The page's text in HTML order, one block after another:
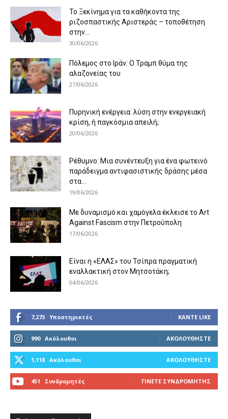
Το Ξεκίνημα για τα καθήκοντα της
ριζοσπαστικής Αριστεράς – τοποθέτηση
στην...
30/06/2026
Πόλεμος στο Ιράν: Ο Τραμπ θύμα της
αλαζονείας του
27/06/2026
Πυρηνική ενέργεια: λύση στην ενεργειακή
κρίση, ή παγκόσμια απειλή;
20/06/2026
Ρέθυμνο: Μια συνέντευξη για ένα φωτεινό
παράδειγμα αντιφασιστικής δράσης μέσα
στα...
19/06/2026
Με δυναμισμό και χαμόγελα έκλεισε το Art
Against Fascism στην Πετρούπολη
17/06/2026
Είναι η «ΕΛΑΣ» του Τσίπρα πραγματική
εναλλακτική στον Μητσοτάκη;
04/06/2026
7,273 Υποστηρικτές ΚΆΝΤΕ LIKE
990 Ακόλουθοι ΑΚΟΛΟΥΘΉΣΤΕ
1,118 Ακόλουθοι ΑΚΟΛΟΥΘΉΣΤΕ
451 Συνδρομητές ΓΊΝΕΤΕ ΣΥΝΔΡΟΜΗΤΉΣ